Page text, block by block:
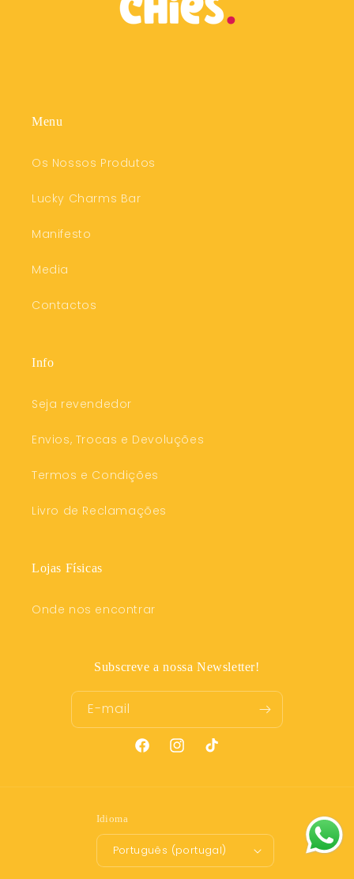
Menu
Os Nossos Produtos
Lucky Charms Bar
Manifesto
Media
Contactos
Info
Seja revendedor
Envios, Trocas e Devoluções
Termos e Condições
Livro de Reclamações
Lojas Físicas
Onde nos encontrar
Subscreve a nossa Newsletter!
E-mail
FacebookInstagram
TikTok
Idioma
Português (portugal)